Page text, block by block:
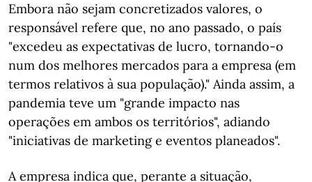
Embora não sejam concretizados valores, o
responsável refere que, no ano passado, o país
"excedeu as expectativas de lucro, tornando-o
num dos melhores mercados para a empresa (em
termos relativos à sua população)." Ainda assim, a
pandemia teve um "grande impacto nas
operações em ambos os territórios", adiando
"iniciativas de marketing e eventos planeados".
A empresa indica que, perante a situação,